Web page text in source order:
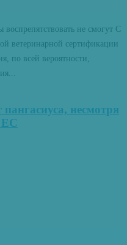
не смогут С
ветеринарной сертификации
по всей вероятности,
несмотря
ЕС